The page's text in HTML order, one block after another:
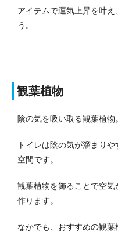
アイテムで運気上昇を叶
う。
観葉植物
陰の気を吸い取る観葉植物。
トイレは陰の気が溜まり
空間です。
観葉植物を飾ることで空
作ります。
なかでも、おすすめの観葉